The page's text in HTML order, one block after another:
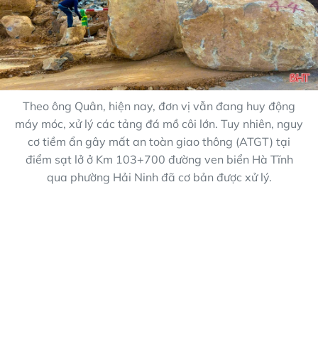
Theo ông Quân, hiện nay, đơn vị vẫn đang huy động
máy móc, xử lý các tảng đá mồ côi lớn. Tuy nhiên, nguy
cơ tiềm ẩn gây mất an toàn giao thông (ATGT) tại
điểm sạt lở ở Km 103+700 đường ven biển Hà Tĩnh
qua phường Hải Ninh đã cơ bản được xử lý.